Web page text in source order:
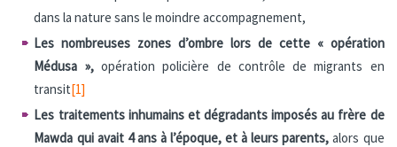
dans la nature sans le moindre accompagnement,
Les nombreuses zones d’ombre lors de cette « opération
Médusa »,opération policière de contrôle de migrants en
transit[1]
Les traitements inhumains et dégradants imposés au frère de
Mawda qui avait 4 ans à l’époque, et à leurs parents, alors que